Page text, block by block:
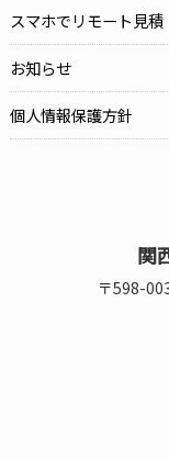
スマホでリモート見積
お知らせ
個人情報保護方針
関
〒598-